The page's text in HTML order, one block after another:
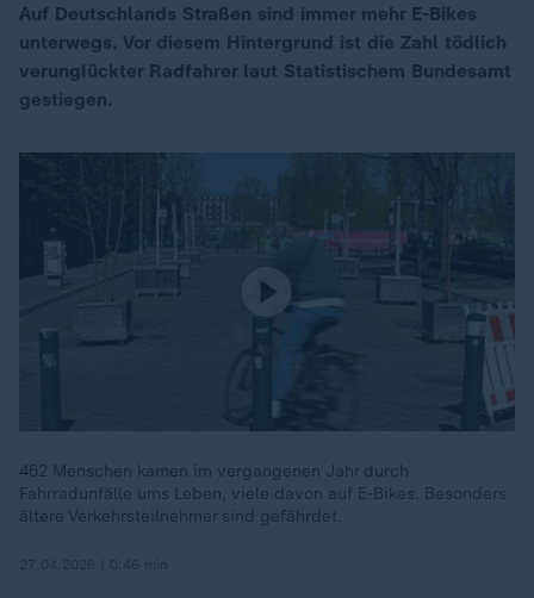
Auf Deutschlands Straßen sind immer mehr E-Bikes
unterwegs. Vor diesem Hintergrund ist die Zahl tödlich
verunglückter Radfahrer laut Statistischem Bundesamt
gestiegen.
462 Menschen kamen im vergangenen Jahr durch
Fahrradunfälle ums Leben, viele davon auf E-Bikes. Besonders
ältere Verkehrsteilnehmer sind gefährdet.